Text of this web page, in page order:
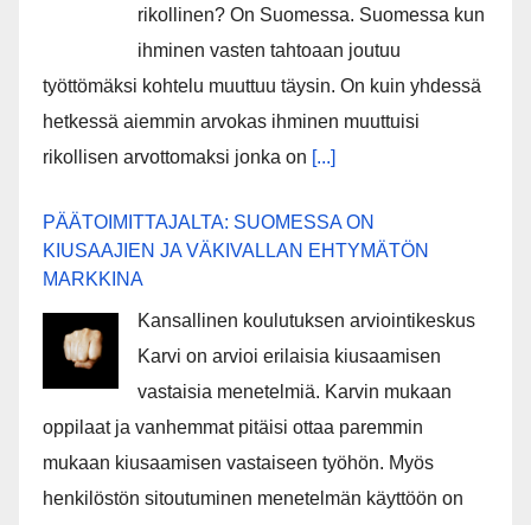
rikollinen? On Suomessa. Suomessa kun
ihminen vasten tahtoaan joutuu
työttömäksi kohtelu muuttuu täysin. On kuin yhdessä
hetkessä aiemmin arvokas ihminen muuttuisi
rikollisen arvottomaksi jonka on [...]
PÄÄTOIMITTAJALTA: SUOMESSA ON
KIUSAAJIEN JA VÄKIVALLAN EHTYMÄTÖN
MARKKINA
Kansallinen koulutuksen arviointikeskus
Karvi on arvioi erilaisia kiusaamisen
vastaisia menetelmiä. Karvin mukaan
oppilaat ja vanhemmat pitäisi ottaa paremmin
mukaan kiusaamisen vastaiseen työhön. Myös
henkilöstön sitoutuminen menetelmän käyttöön on